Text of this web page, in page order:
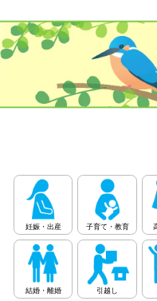
妊娠・出産 子育て・教育
結婚・離婚 引越し